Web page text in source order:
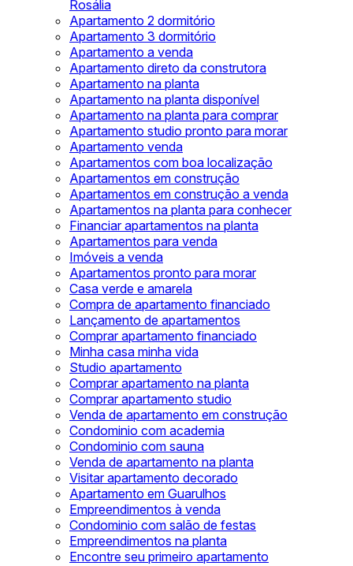
Rosália
Apartamento 2 dormitório
Apartamento 3 dormitório
Apartamento a venda
Apartamento direto da construtora
Apartamento na planta
Apartamento na planta disponível
Apartamento na planta para comprar
Apartamento studio pronto para morar
Apartamento venda
Apartamentos com boa localização
Apartamentos em construção
Apartamentos em construção a venda
Apartamentos na planta para conhecer
Financiar apartamentos na planta
Apartamentos para venda
Imóveis a venda
Apartamentos pronto para morar
Casa verde e amarela
Compra de apartamento financiado
Lançamento de apartamentos
Comprar apartamento financiado
Minha casa minha vida
Studio apartamento
Comprar apartamento na planta
Comprar apartamento studio
Venda de apartamento em construção
Condominio com academia
Condominio com sauna
Venda de apartamento na planta
Visitar apartamento decorado
Apartamento em Guarulhos
Empreendimentos à venda
Condominio com salão de festas
Empreendimentos na planta
Encontre seu primeiro apartamento